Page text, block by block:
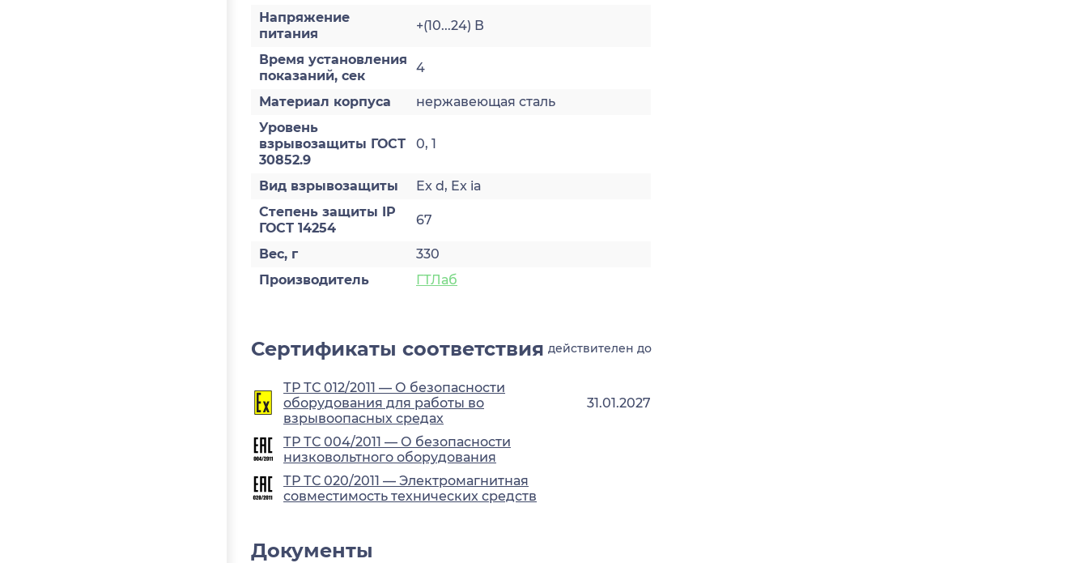
Напряжение
питания
+(10...24) В
Время установления
показаний, сек
4
Материал корпуса
нержавеющая сталь
Уровень
взрывозащиты ГОСТ
30852.9
0, 1
Вид взрывозащиты
Ex d, Ex ia
Степень защиты IP
ГОСТ 14254
67
Вес, г
330
Производитель
ГТЛаб
Сертификаты соответствия действителен до
ТР ТС 012/2011 — О безопасности
оборудования для работы во
взрывоопасных средах
31.01.2027
ТР ТС 004/2011 — О безопасности
низковольтного оборудования
ТР ТС 020/2011 — Электромагнитная
совместимость технических средств
Документы